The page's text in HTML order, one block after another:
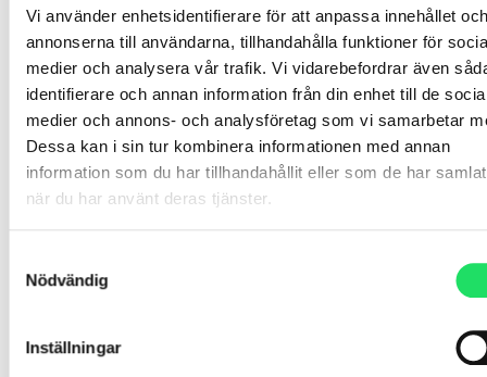
Vi använder enhetsidentifierare för att anpassa innehållet och
annonserna till användarna, tillhandahålla funktioner för
medier och analysera vår trafik. Vi vidarebefordrar även
identifierare och annan information från din enhet till de
medier och annons- och analysföretag som vi samarbetar
Dessa kan i sin tur kombinera informationen med annan
information som du har tillhandahållit eller som de har
när du har använt deras tjänster.
Nödvändig
Inställningar
Mortalitet:vilket beskrivs som dödsfall per år i en
given population (ofta 100 000).
Letalitet:andelen dödsfall till följd av sjukdomen
bland dem som har en diagnos, uttrycks ofta i
procent döda under ett år i förhållande som fått
diagnos.
Ko-morbiditet:
har men som inte är primärt den sjukdom studien